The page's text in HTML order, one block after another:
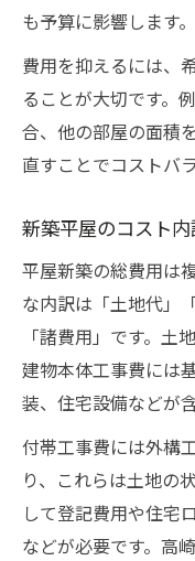
も予算に影響します。
費用を抑えるには、
ることが大切です。
合、他の部屋の面積
直すことでコストバ
新築平屋のコスト
平屋新築の総費用は
な内訳は「土地代」
「諸費用」です。土
建物本体工事費には
装、住宅設備などが
付帯工事費には外構
り、これらは土地の
して登記費用や住宅
などが必要です。高